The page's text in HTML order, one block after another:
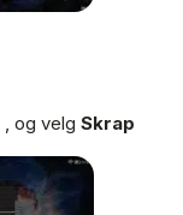
, og velg Skrap